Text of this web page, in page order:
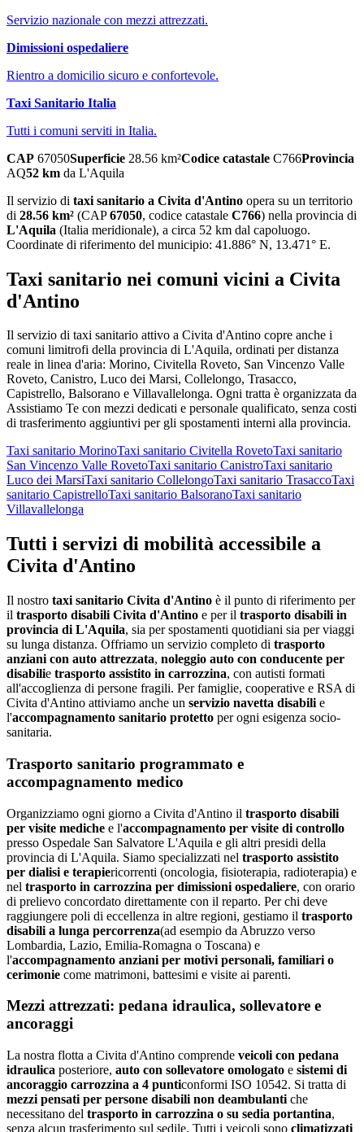
Servizio nazionale con mezzi attrezzati.
Dimissioni ospedaliere
Rientro a domicilio sicuro e confortevole.
Taxi Sanitario Italia
Tutti i comuni serviti in Italia.
CAP 67050Superficie 28.56 km²Codice catastale C766Provincia
AQ52 km da L'Aquila
Il servizio di taxi sanitario a Civita d'Antino opera su un territorio
di 28.56 km² (CAP67050, codice catastale C766) nella provincia di
L'Aquila (Italia meridionale), a circa 52 km dal capoluogo.
Coordinate di riferimento del municipio: 41.886° N, 13.471° E.
Taxi sanitario nei comuni vicini a Civita
d'Antino
Il servizio di taxi sanitario attivo a Civita d'Antino copre anche i
comuni limitrofi della provincia di L'Aquila, ordinati per distanza
reale in linea d'aria: Morino, Civitella Roveto, San Vincenzo Valle
Roveto, Canistro, Luco dei Marsi, Collelongo, Trasacco,
Capistrello, Balsorano e Villavallelonga. Ogni tratta è organizzata da
Assistiamo Te con mezzi dedicati e personale qualificato, senza costi
di trasferimento aggiuntivi per gli spostamenti interni alla provincia.
Taxi sanitario MorinoTaxi sanitario Civitella RovetoTaxi sanitario
San Vincenzo Valle RovetoTaxi sanitario CanistroTaxi sanitario
Luco dei MarsiTaxi sanitario CollelongoTaxi sanitario TrasaccoTaxi
sanitario CapistrelloTaxi sanitario BalsoranoTaxi sanitario
Villavallelonga
Tutti i servizi di mobilità accessibile a
Civita d'Antino
Il nostro taxi sanitario Civita d'Antino è il punto di riferimento per
il trasporto disabili Civita d'Antino e per il trasporto disabili in
provincia di L'Aquila, sia per spostamenti quotidiani sia per viaggi
su lunga distanza. Offriamo un servizio completo di trasporto
anziani con auto attrezzata, noleggio auto con conducente per
disabilie trasporto assistito in carrozzina, con autisti formati
all'accoglienza di persone fragili. Per famiglie, cooperative e RSA di
Civita d'Antino attiviamo anche un servizio navetta disabili e
l'accompagnamento sanitario protetto per ogni esigenza socio-
sanitaria.
Trasporto sanitario programmato e
accompagnamento medico
Organizziamo ogni giorno a Civita d'Antino il trasporto disabili
per visite mediche e l'accompagnamento per visite di controllo
presso Ospedale San Salvatore L'Aquila e gli altri presidi della
provincia di L'Aquila. Siamo specializzati nel trasporto assistito
per dialisi e terapiericorrenti (oncologia, fisioterapia, radioterapia) e
nel trasporto in carrozzina per dimissioni ospedaliere, con orario
di prelievo concordato direttamente con il reparto. Per chi deve
raggiungere poli di eccellenza in altre regioni, gestiamo il trasporto
disabili a lunga percorrenza(ad esempio da Abruzzo verso
Lombardia, Lazio, Emilia-Romagna o Toscana) e
l'accompagnamento anziani per motivi personali, familiari o
cerimonie come matrimoni, battesimi e visite ai parenti.
Mezzi attrezzati: pedana idraulica, sollevatore e
ancoraggi
La nostra flotta a Civita d'Antino comprende veicoli con pedana
idraulica posteriore, auto con sollevatore omologato e sistemi di
ancoraggio carrozzina a 4 punticonformi ISO 10542. Si tratta di
mezzi pensati per persone disabili non deambulanti che
necessitano del trasporto in carrozzina o su sedia portantina,
senza alcun trasferimento sul sedile. Tutti i veicoli sono climatizzati